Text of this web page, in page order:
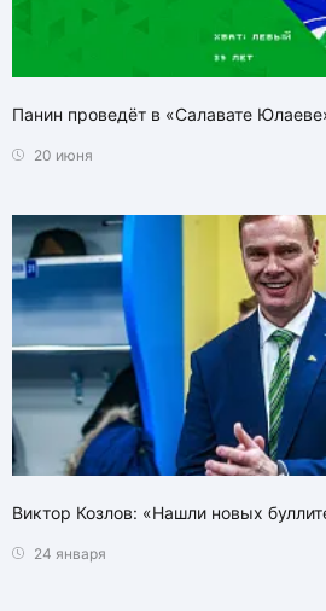
Панин проведёт в «Салавате
20 июня
Виктор Козлов: «Нашли новых
24 января